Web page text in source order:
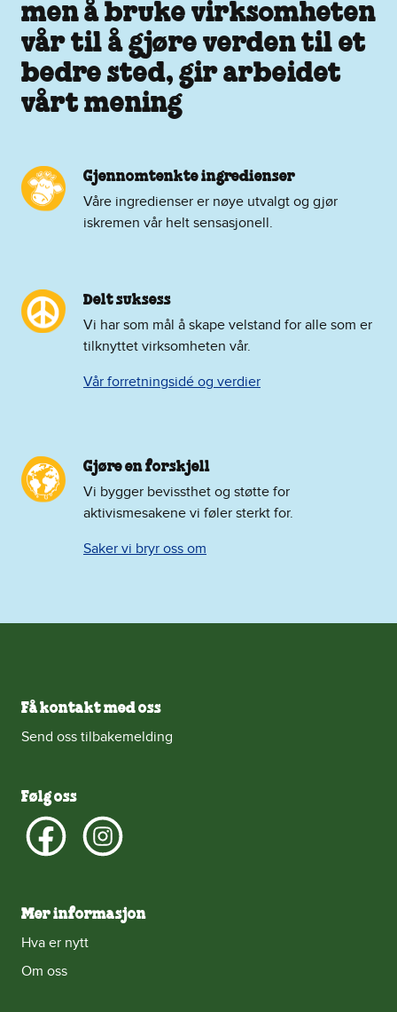
men å bruke virksomheten
vår til å gjøre verden til et
bedre sted, gir arbeidet
vårt mening
Gjennomtenkte ingredienser
Våre ingredienser er nøye utvalgt og gjør
iskremen vår helt sensasjonell.
Delt suksess
Vi har som mål å skape velstand for alle som er
tilknyttet virksomheten vår.
Vår forretningsidé og verdier
Gjøre en forskjell
Vi bygger bevissthet og støtte for
aktivismesakene vi føler sterkt for.
Saker vi bryr oss om
Få kontakt med oss
Send oss tilbakemelding
Følg oss
Mer informasjon
Hva er nytt
Om oss